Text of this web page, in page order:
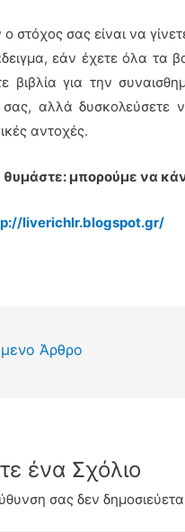
ο στόχος σας είναι να
εάν έχετε όλα τα
βιβλία για την
αλλά δυσκολεύσετε
αντοχές.
μπορούμε να
liverichlr.blogspot.gr/
Άρθρο
ένα Σχόλιο
σας δεν